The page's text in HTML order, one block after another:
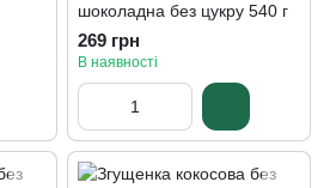
шоколадна без цукру 540 г
269 грн
В наявності